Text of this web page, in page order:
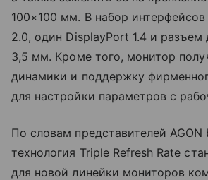
100×100 мм. В набор
2.0, один DisplayPort 1.4 и разъем
3,5 мм. Кроме того, монитор
динамики и поддержку
для настройки параметров с
По словам представителей AGON
технология Triple Refresh Rate
для новой линейки мониторов